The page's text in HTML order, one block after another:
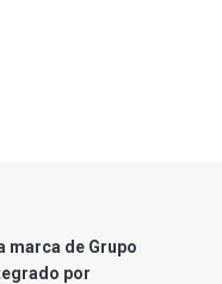
marca de Grupo
por